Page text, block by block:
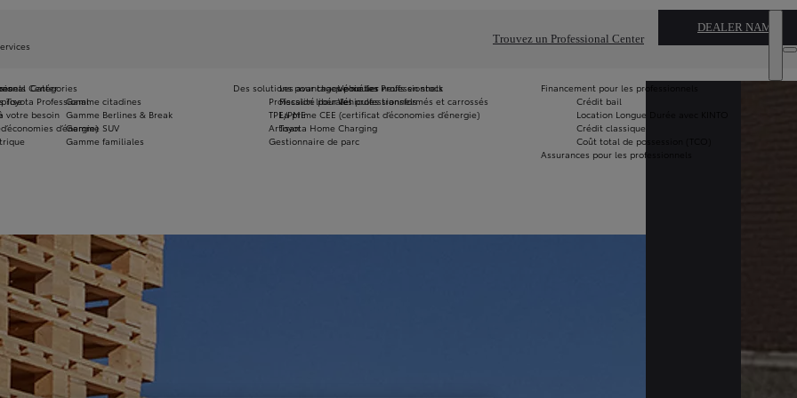
Trouvez un Professional Center
DEALER NAME
Catégories
Gamme citadines
Gamme Berlines & Break
Gamme SUV
Gamme familiales
Véhicules neufs en stock
Véhicules transformés et carrossés
Les avantages pour les Professionnels
Fiscalité pour les professionnels
La prime CEE (certificat d’économies d’énergie)
Toyota Home Charging
votre besoin
d’énergie)
Center
Toyota Professional
Des solutions pour chaque métier
Profession libérale
TPE/PME
Artisan
Gestionnaire de parc
Financement pour les professionnels
Crédit bail
Location Longue Durée avec KINTO
Crédit classique
Coût total de possession (TCO)
Assurances pour les professionnels